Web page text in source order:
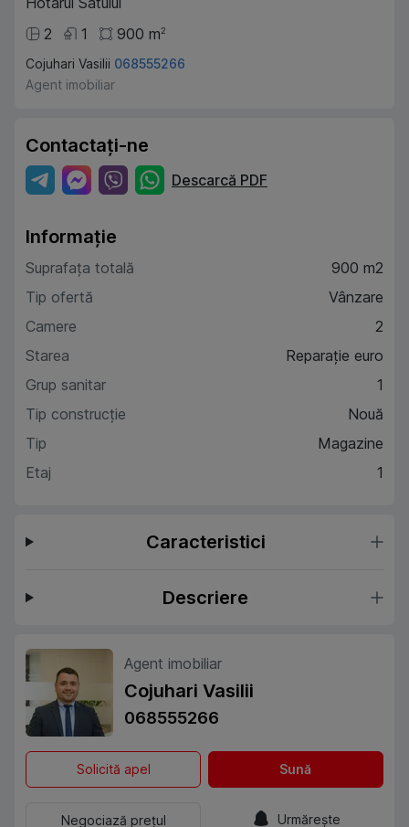
2
1 900 m2
Cojuhari Vasilii 068555266
Agent imobiliar
Contactați-ne
Descarcă PDF
Informație
Suprafața totală
900 m2
Tip ofertă
Vânzare
Camere
2
Starea
Reparație euro
Grup sanitar
1
Tip construcție
Nouă
Tip
Magazine
Etaj
1
Caracteristici
Descriere
Agent imobiliar
Cojuhari Vasilii
068555266
Solicită apel Sună
Negociază prețul Urmărește